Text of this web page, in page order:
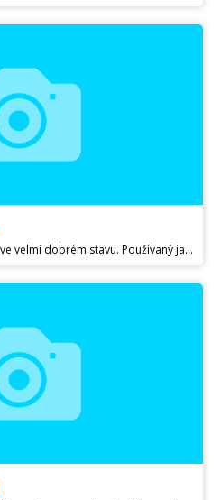
Prodáme kočárek Valco baby, ve velmi dobrém stavu. Používaný jako cestovní kočárek, skladný a lehký. Střecha má dvě polohy, sedátko jde dát do úplného lehu. Součástí je pláštěnka.